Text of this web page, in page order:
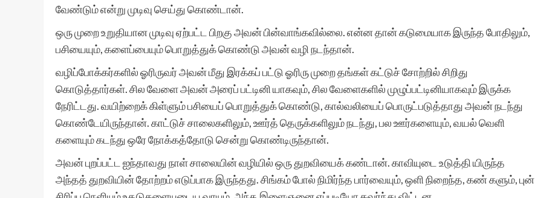
வேண்டும் என்று முடிவு செய்து கொண்டான்.
ஒரு முறை உறுதியான முடிவு ஏற்பட்ட பிறகு அவன் பின்வாங்கவில்லை. என்ன தான் கடுமையாக இருந்த போதிலும்,
பசியையும், களைப்பையும் பொறுத்துக் கொண்டு அவன் வழி நடந்தான்.
வழிப்போக்கர்களில் ஓரிருவர் அவன் மீது இரக்கப் பட்டு ஓரிரு முறை தங்கள் கட்டுச் சோற்றில் சிறிது
கொடுத்தார்கள். சில வேளை அவன் அரைப் பட்டினி யாகவும், சில வேளைகளில் முழுப்பட்டினியாகவும் இருக்க
நேரிட்டது. வயிற்றைக் கிள்ளும் பசியைப் பொறுத்துக் கொண்டு, கால்வலியைப் பொருட்படுத்தாது அவன் நடந்து
கொண்டேயிருந்தான். காட்டுச் சாலைகளிலும், ஊர்த் தெருக்களிலும் நடந்து, பல ஊர்களையும், வயல் வெளி
களையும் கடந்து ஒரே நோக்கத்தோடு சென்று கொண்டிருந்தான்.
அவன் புறப்பட்ட ஐந்தாவது நாள் சாலையின் வழியில் ஒரு துறவியைக் கண்டான். காவியுடை உடுத்தி யிருந்த
அந்தத் துறவியின் தோற்றம் எடுப்பாக இருந்தது. சிங்கம் போல் நிமிர்ந்த பார்வையும், ஒளி நிறைந்த, கண் களும், புன்